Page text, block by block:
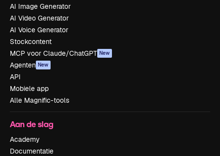
AI Image Generator
AI Video Generator
AI Voice Generator
Stockcontent
MCP voor Claude/ChatGPT New
Agenten New
API
Mobiele app
Alle Magnific-tools
Aan de slag
Academy
Documentatie